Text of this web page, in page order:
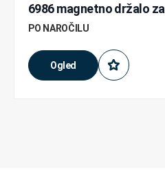
6986 magnetno držalo
Ogled
PO NAROČILU